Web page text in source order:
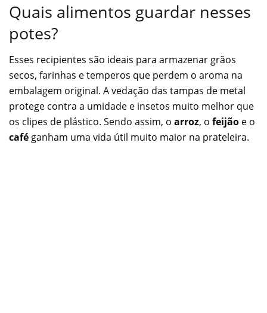
Quais alimentos guardar nesses
potes?
Esses recipientes são ideais para armazenar grãos
secos, farinhas e temperos que perdem o aroma na
embalagem original. A vedação das tampas de metal
protege contra a umidade e insetos muito melhor que
os clipes de plástico. Sendo assim, o arroz, o feijão e o
café ganham uma vida útil muito maior na prateleira.